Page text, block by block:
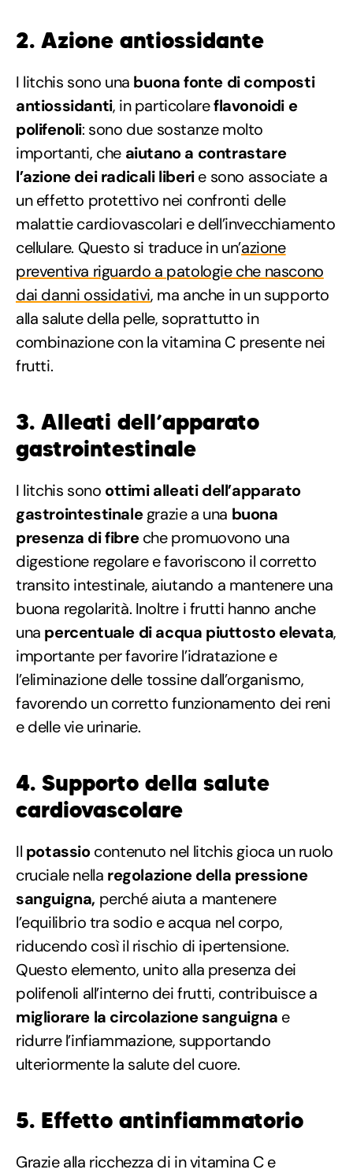
2. Azione antiossidante
I litchis sono una buona fonte di composti
antiossidanti, in particolareflavonoidi e
polifenoli: sono due sostanze molto
importanti, che aiutano a contrastare
l’azione dei radicali liberie sono associate a
un effetto protettivo nei confronti delle
malattie cardiovascolari e dell’invecchiamento
cellulare. Questo si traduce in un’azione
preventiva riguardo a patologie che nascono
dai danni ossidativi, ma anche in un supporto
alla salute della pelle, soprattutto in
combinazione con la vitamina C presente nei
frutti.
3. Alleati dell’apparato
gastrointestinale
I litchis sono ottimi alleati dell’apparato
gastrointestinalegrazie a una buona
presenza di fibreche promuovono una
digestione regolare e favoriscono il corretto
transito intestinale, aiutando a mantenere una
buona regolarità. Inoltre i frutti hanno anche
una percentuale di acqua piuttosto elevata,
importante per favorire l’idratazione e
l’eliminazione delle tossine dall’organismo,
favorendo un corretto funzionamento dei reni
e delle vie urinarie.
4. Supporto della salute
cardiovascolare
Il potassiocontenuto nel litchis gioca un ruolo
cruciale nella regolazione della pressione
sanguigna, perché aiuta a mantenere
l’equilibrio tra sodio e acqua nel corpo,
riducendo così il rischio di ipertensione.
Questo elemento, unito alla presenza dei
polifenoli all’interno dei frutti, contribuisce a
migliorare la circolazione sanguigna e
ridurre l’infiammazione, supportando
ulteriormente la salute del cuore.
5. Effetto antinfiammatorio
Grazie alla ricchezza di in vitamina C e